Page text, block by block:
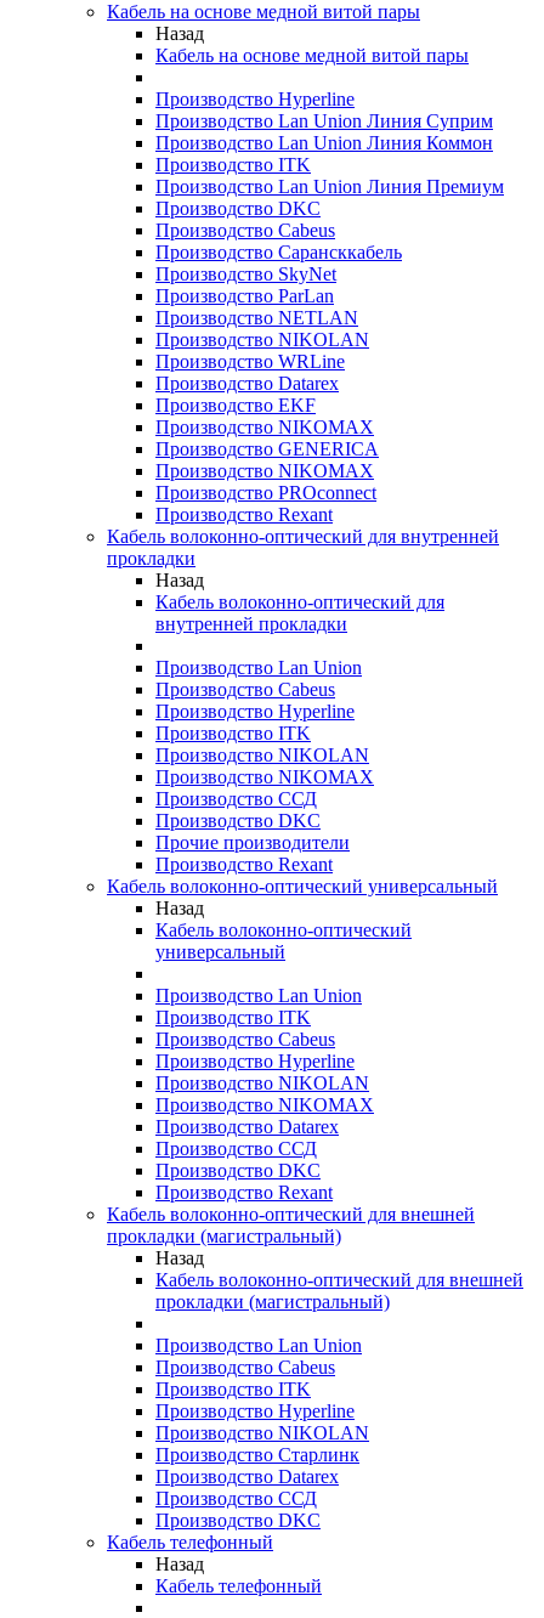
Кабель на основе медной витой пары
Назад
Кабель на основе медной витой пары
Производство Hyperline
Производство Lan Union Линия Суприм
Производство Lan Union Линия Коммон
Производство ITK
Производство Lan Union Линия Премиум
Производство DKC
Производство Cabeus
Производство Сарансккабель
Производство SkyNet
Производство ParLan
Производство NETLAN
Производство NIKOLAN
Производство WRLine
Производство Datarex
Производство EKF
Производство NIKOMAX
Производство GENERICA
Производство NIKOMAX
Производство PROconnect
Производство Rexant
Кабель волоконно-оптический для внутренней
прокладки
Назад
Кабель волоконно-оптический для
внутренней прокладки
Производство Lan Union
Производство Cabeus
Производство Hyperline
Производство ITK
Производство NIKOLAN
Производство NIKOMAX
Производство ССД
Производство DKC
Прочие производители
Производство Rexant
Кабель волоконно-оптический универсальный
Назад
Кабель волоконно-оптический
универсальный
Производство Lan Union
Производство ITK
Производство Cabeus
Производство Hyperline
Производство NIKOLAN
Производство NIKOMAX
Производство Datarex
Производство ССД
Производство DKC
Производство Rexant
Кабель волоконно-оптический для внешней
прокладки (магистральный)
Назад
Кабель волоконно-оптический для внешней
прокладки (магистральный)
Производство Lan Union
Производство Cabeus
Производство ITK
Производство Hyperline
Производство NIKOLAN
Производство Старлинк
Производство Datarex
Производство ССД
Производство DKC
Кабель телефонный
Назад
Кабель телефонный